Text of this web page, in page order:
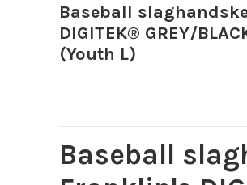
Baseball
DIGITEK® GREY/
(Youth L)
Baseball